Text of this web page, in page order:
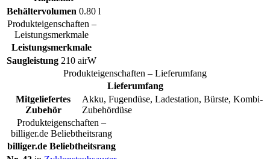
Behältervolumen 0.80 l
Produkteigenschaften –
Leistungsmerkmale
Leistungsmerkmale
Saugleistung 210 airW
Produkteigenschaften – Lieferumfang
Lieferumfang
Mitgeliefertes
Zubehör
Akku, Fugendüse, Ladestation, Bürste, Kombi-
Zubehördüse
Produkteigenschaften –
billiger.de Beliebtheitsrang
billiger.de Beliebtheitsrang